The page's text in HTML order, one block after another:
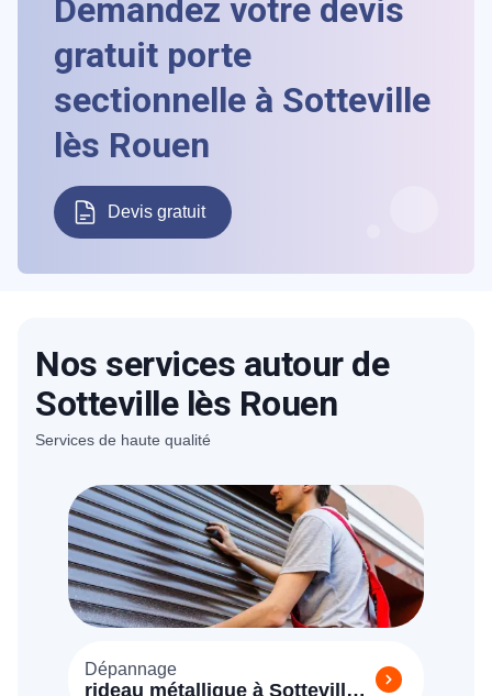
Demandez votre devis
gratuit porte
sectionnelle à Sotteville
lès Rouen
Devis gratuit
Nos services autour de
Sotteville lès Rouen
Services de haute qualité
Dépannage
rideau métallique à Sotteville